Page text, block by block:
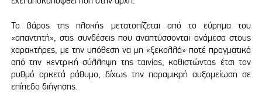
Το βάρος της πλοκής μετατοπίζεται από το εύρημα του
«απαντητή», στις συνδέσεις που αναπτύσσονται ανάμεσα στους
χαρακτήρες, με την υπόθεση να μη «ξεκολλά» ποτέ πραγματικά
από την κεντρική σύλληψη της ταινίας, καθιστώντας έτσι τον
ρυθμό αρκετά ράθυμο, δίχως την παραμικρή αυξομείωση σε
επίπεδο διήγησης.